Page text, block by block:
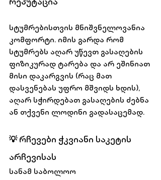
რეპუტაცია
სტუმრებისთვის მნიშვნელოვანია
კომფორტი. იმის გარდა რომ
სტუმრებს აღარ უწევთ გასაღების
ფიზიკურად ტარება და არ ეშინიათ
მისი დაკარგვის (რაც მათ
დასვენებას უფრო მშვიდს ხდის),
აღარ სჭირდებათ გასაღების ძებნა
ან თქვენი ლოდინი გადასაცემად.
💡 რჩევები ჭკვიანი საკეტის
არჩევისას
სანამ საბოლოო